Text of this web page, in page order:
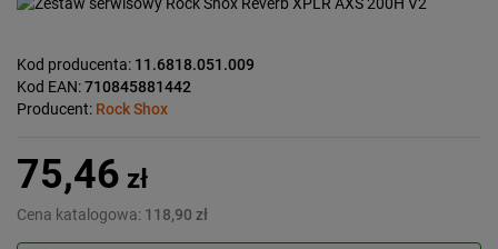
Kod producenta: 11.6818.051.009
Kod EAN:710845881442
Producent: Rock Shox
75,46 zł
Cena katalogowa: 118,90 zł